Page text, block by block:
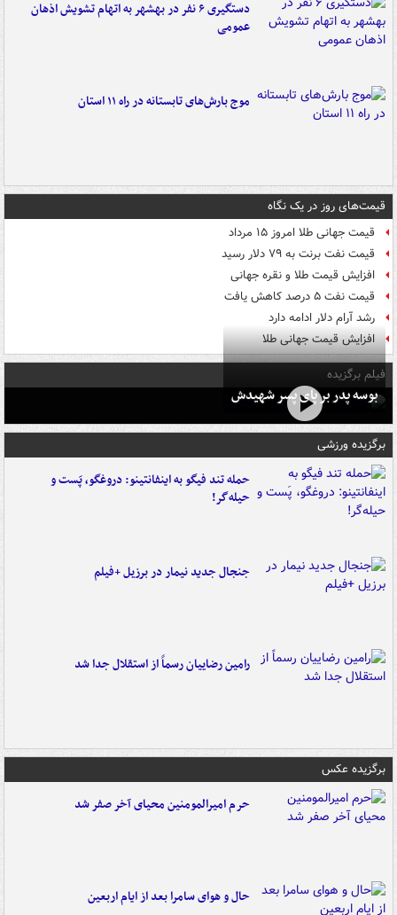
دستگیری ۶ نفر در بهشهر به اتهام تشویش اذهان
عمومی
موج بارش‌های تابستانه در راه ۱۱ استان
قیمت‌های روز در یک نگاه
قیمت جهانی طلا امروز ۱۵ مرداد
قیمت نفت برنت به ۷۹ دلار رسید
افزایش قیمت طلا و نقره جهانی
قیمت نفت ۵ درصد کاهش یافت
رشد آرام دلار ادامه دارد
افزایش قیمت جهانی طلا
فیلم برگزیده
بوسه‌ پدر بر پای پسر شهیدش
برگزیده ورزشی
حمله تند فیگو به اینفانتینو: دروغگو، پَست‌ و
حیله‌گر!
جنجال جدید نیمار در برزیل +فیلم
رامین رضاییان رسماً از استقلال جدا شد
برگزیده عکس
حرم امیرالمومنین محیای آخر صفر شد
حال و هوای سامرا بعد از ایام اربعین